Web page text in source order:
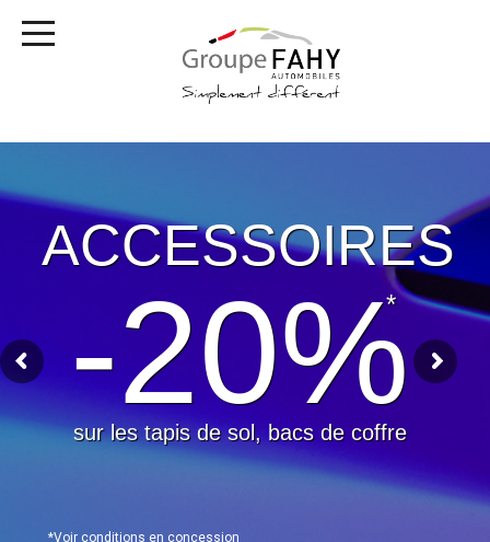
ACCESSOIRES
-20%
sur les tapis de sol, bacs de coffre
*
*Voir conditions en concession